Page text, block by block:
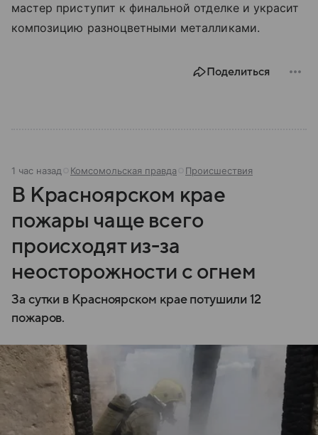
мастер приступит к финальной отделке и украсит
композицию разноцветными металликами.
Поделиться
1 час назад Комсомольская правда Происшествия
В Красноярском крае
пожары чаще всего
происходят из-за
неосторожности с огнем
За сутки в Красноярском крае потушили 12
пожаров.